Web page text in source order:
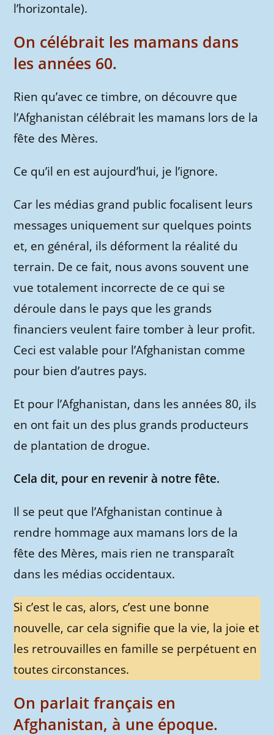
l’horizontale).
On célébrait les mamans dans
les années 60.
Rien qu’avec ce timbre, on découvre que
l’Afghanistan célébrait les mamans lors de la
fête des Mères.
Ce qu’il en est aujourd’hui, je l’ignore.
Car les médias grand public focalisent leurs
messages uniquement sur quelques points
et, en général, ils déforment la réalité du
terrain. De ce fait, nous avons souvent une
vue totalement incorrecte de ce qui se
déroule dans le pays que les grands
financiers veulent faire tomber à leur profit.
Ceci est valable pour l’Afghanistan comme
pour bien d’autres pays.
Et pour l’Afghanistan, dans les années 80, ils
en ont fait un des plus grands producteurs
de plantation de drogue.
Cela dit, pour en revenir à notre fête.
Il se peut que l’Afghanistan continue à
rendre hommage aux mamans lors de la
fête des Mères, mais rien ne transparaît
dans les médias occidentaux.
Si c’est le cas, alors, c’est une bonne
nouvelle, car cela signifie que la vie, la joie et
les retrouvailles en famille se perpétuent en
toutes circonstances.
On parlait français en
Afghanistan, à une époque.